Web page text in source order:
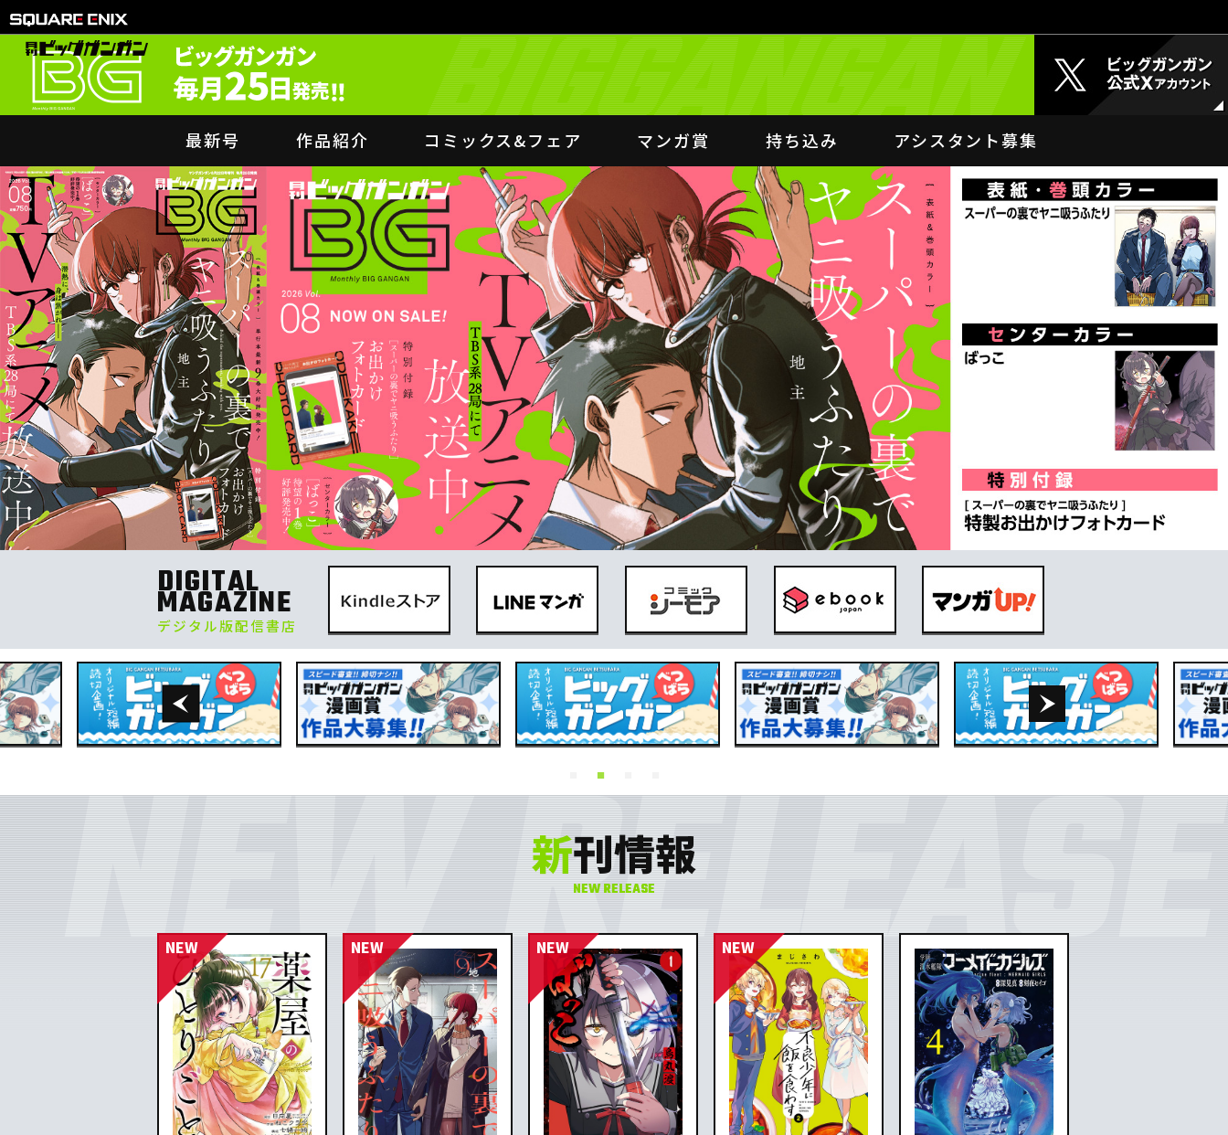
最新号 作品紹介 コミックス&フェア マンガ賞 持ち込み アシスタント募集
DIGITAL
MAGAZINE
デジタル版配信書店
新刊情報
NEW RELEASE